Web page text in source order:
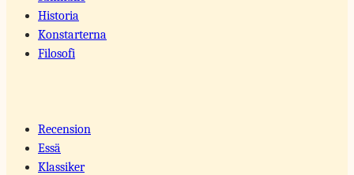
Historia
Konstarterna
Filosofi
Recension
Essä
Klassiker